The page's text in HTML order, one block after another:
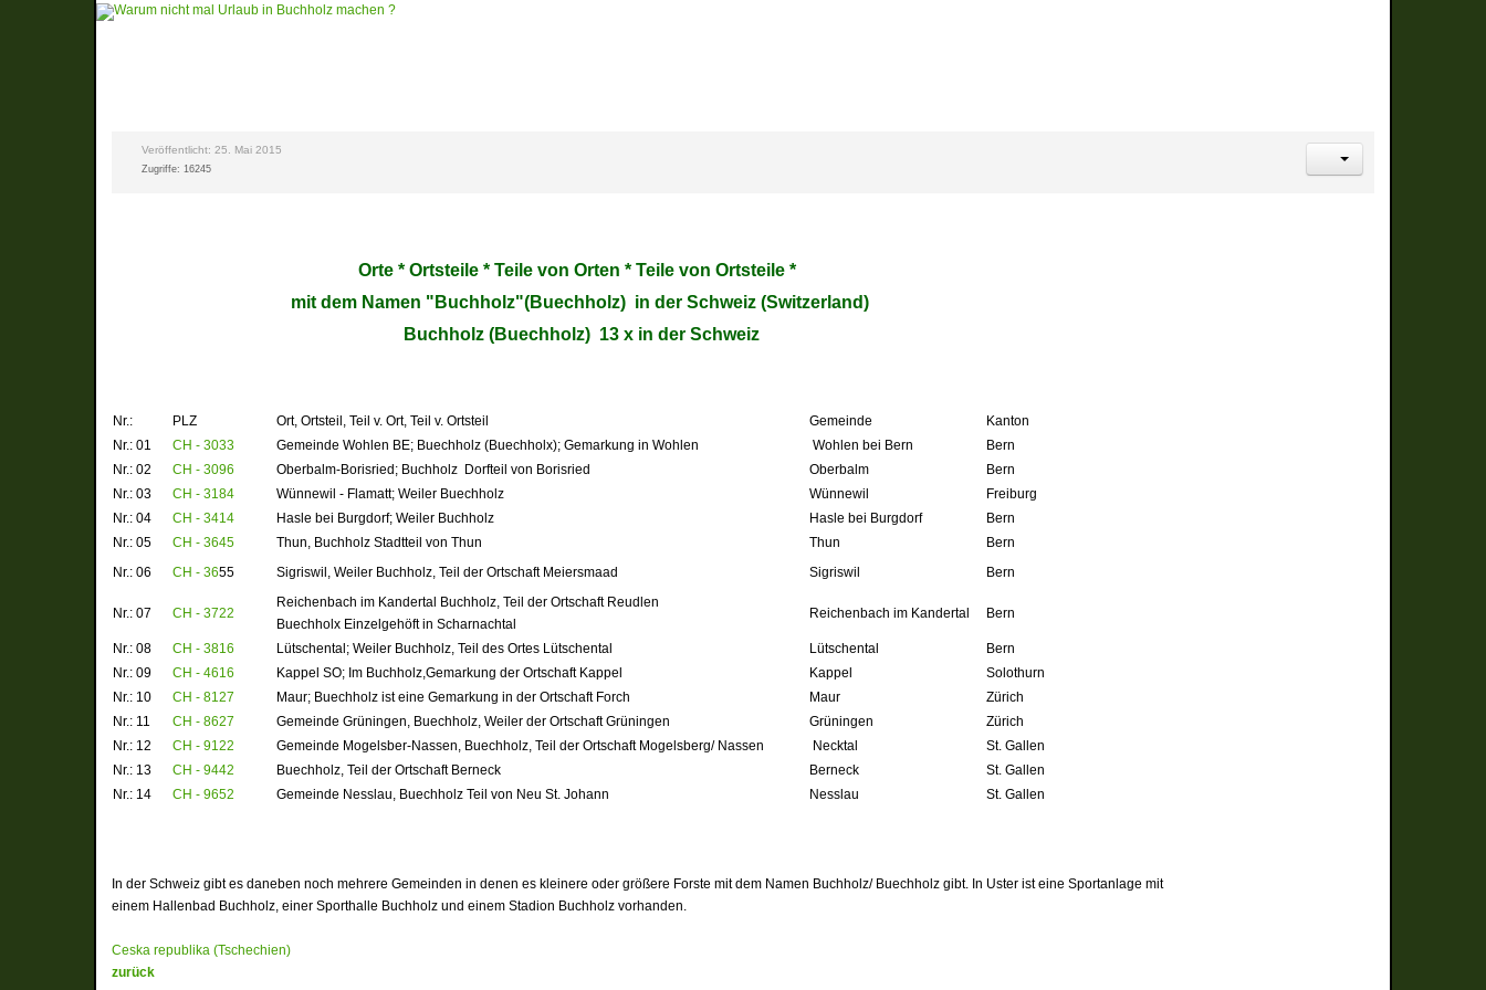
Veröffentlicht: 25. Mai 2015
Zugriffe: 16245
Orte * Ortsteile * Teile von Orten * Teile von Ortsteile*
mit dem Namen "Buchholz"(Buechholz) in der Schweiz (Switzerland)
Buchholz (Buechholz) 13 x in der Schweiz
Nr.: PLZ Ort, Ortsteil, Teil v. Ort, Teil v. Ortsteil Gemeinde
Kanton
Nr.: 01
CH - 3033 Gemeinde Wohlen BE; Buechholz(Buechholx); Gemarkung in Wohlen Wohlen bei Bern
Bern
Nr.: 02
CH - 3096 Oberbalm-Borisried; Buchholz Dorfteil von Borisried Oberbalm
Bern
Nr.: 03
CH - 3184 Wünnewil - Flamatt; Weiler Buechholz Wünnewil
Freiburg
Nr.: 04
CH - 3414 Hasle bei Burgdorf; Weiler Buchholz Hasle bei Burgdorf
Bern
Nr.: 05
CH - 3645 Thun, Buchholz Stadtteil von Thun Thun
Bern
Nr.: 06
CH - 3655 Sigriswil, Weiler Buchholz, Teil der Ortschaft Meiersmaad Sigriswil Bern
Nr.: 07 CH - 3722
Reichenbach im Kandertal Buchholz, Teil der Ortschaft Reudlen
Buechholx Einzelgehöft in Scharnachtal
Reichenbach im Kandertal Bern
Nr.: 08 CH - 3816 Lütschental; Weiler Buchholz, Teil des Ortes Lütschental Lütschental
Bern
Nr.: 09
CH - 4616 Kappel SO; Im Buchholz,Gemarkung der Ortschaft Kappel Kappel
Solothurn
Nr.: 10
CH - 8127 Maur; Buechholz ist eine Gemarkung in der Ortschaft Forch Maur
Zürich
Nr.: 11
CH - 8627 Gemeinde Grüningen, Buechholz, Weiler der Ortschaft Grüningen Grüningen
Zürich
Nr.: 12
CH - 9122 Gemeinde Mogelsber-Nassen, Buechholz,Teil der Ortschaft Mogelsberg/ Nassen Necktal
St. Gallen
Nr.: 13
CH - 9442 Buechholz,Teil der Ortschaft Berneck Berneck
St. Gallen
Nr.: 14
CH - 9652 Gemeinde Nesslau, Buechholz Teil von Neu St. Johann Nesslau St. Gallen
In der Schweiz gibt es daneben noch mehrere Gemeinden in denen es kleinere oder größere Forste mit dem Namen Buchholz/ Buechholz gibt. In Uster ist eine Sportanlage mit
einem Hallenbad Buchholz, einer Sporthalle Buchholz und einem Stadion Buchholz vorhanden.
Ceska republika (Tschechien)
zurück